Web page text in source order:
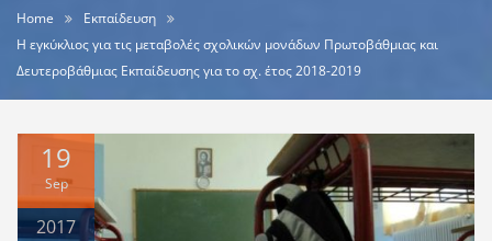
Home
Εκπαίδευση
Η εγκύκλιος για τις μεταβολές σχολικών μονάδων Πρωτοβάθμιας και
Δευτεροβάθμιας Εκπαίδευσης για το σχ. έτος 2018-2019
19
Sep
2017